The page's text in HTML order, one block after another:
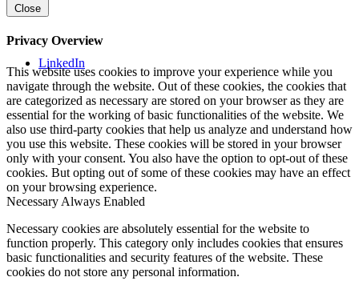
LinkedIn
Close
Privacy Overview
This website uses cookies to improve your experience while you
navigate through the website. Out of these cookies, the cookies that
are categorized as necessary are stored on your browser as they are
essential for the working of basic functionalities of the website. We
also use third-party cookies that help us analyze and understand how
you use this website. These cookies will be stored in your browser
only with your consent. You also have the option to opt-out of these
cookies. But opting out of some of these cookies may have an effect
on your browsing experience.
Necessary Always Enabled
Necessary cookies are absolutely essential for the website to
function properly. This category only includes cookies that ensures
basic functionalities and security features of the website. These
cookies do not store any personal information.